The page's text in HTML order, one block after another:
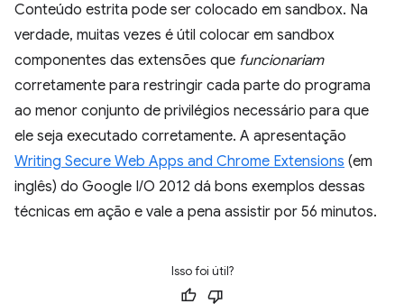
Conteúdo estrita pode ser colocado em sandbox. Na
verdade, muitas vezes é útil colocar em sandbox
componentes das extensões que funcionariam
corretamente para restringir cada parte do programa
ao menor conjunto de privilégios necessário para que
ele seja executado corretamente. A apresentação
Writing Secure Web Apps and Chrome Extensions (em
inglês) do Google I/O 2012 dá bons exemplos dessas
técnicas em ação e vale a pena assistir por 56 minutos.
Isso foi útil?